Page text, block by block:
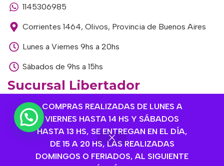
COMPRAS REALIZADAS DE LUNES A
VIERNES HASTA 14 HS Y SÁBADOS
HASTA 13 HS, SE ENTREGAN EN EL DÍA,
DE 15 A 20 HS, LAS REALIZADAS
DOMINGOS O FERIADOS, AL SIGUIENTE
1145306985
Corrientes 1464, Olivos, Provincia de Buenos Aires
Lunes a Viernes 9hs a 20hs
Sábados de 9hs a 15hs
Sucursal Libertador
1168893524
Av. del Libertador 1915, Vte. López, Provincia de
Buenos Aires
Lunes a Viernes de 9hs a 13hs / 16hs a 20hs